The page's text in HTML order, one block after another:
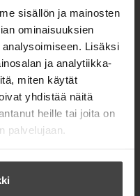
sisällön ja mainosten
ominaisuuksien
Lisäksi
ja analytiikka-
miten käytät
yhdistää näitä
heille tai joita on
palvelujaan.